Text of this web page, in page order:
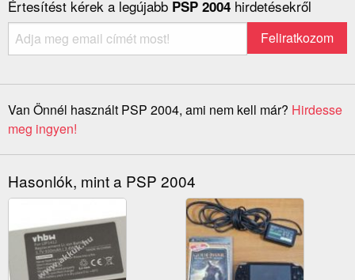
Értesítést kérek a legújabb PSP 2004 hirdetésekről
Van Önnél használt PSP 2004, ami nem kell már? Hirdesse
meg ingyen!
Hasonlók, mint a PSP 2004